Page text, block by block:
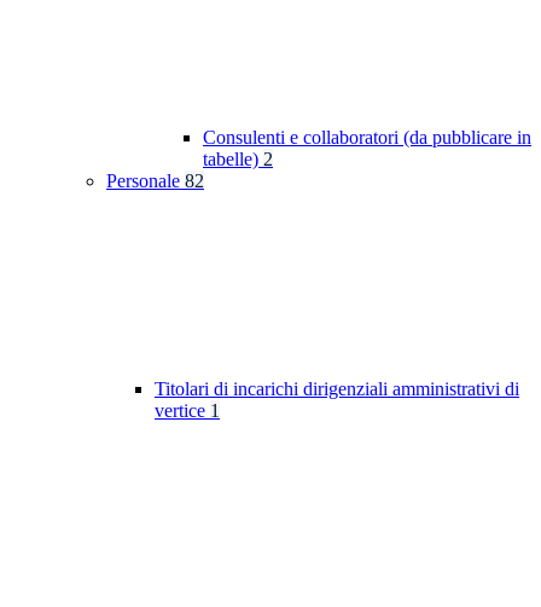
Consulenti e collaboratori (da pubblicare in
tabelle) 2
Personale 82
Titolari di incarichi dirigenziali amministrativi di
vertice 1